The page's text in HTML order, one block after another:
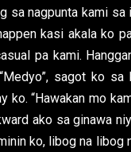
sa nagpunta kami
kasi akala ko
pa kami.
sagot ko
ko. “Hawakan mo
ako sa ginawa
ko, libog na